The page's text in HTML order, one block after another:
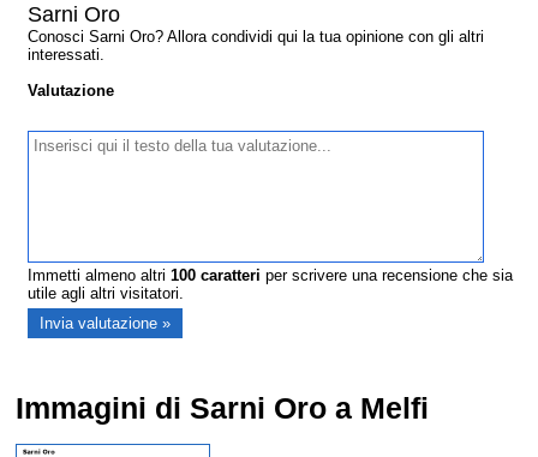
Sarni Oro
Conosci Sarni Oro? Allora condividi qui la tua opinione con gli altri
interessati.
Valutazione
Immetti almeno altri100 caratteri per scrivere una recensione che sia
utile agli altri visitatori.
Immagini di Sarni Oro a Melfi